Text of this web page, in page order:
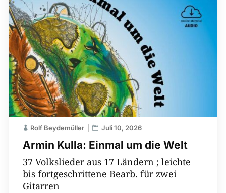
Armin Kulla: Einmal um die Welt
Rolf Beydemüller Juli 10, 2026
37 Volkslieder aus 17 Ländern ; leichte
bis fortgeschrittene Bearb. für zwei
Gitarren